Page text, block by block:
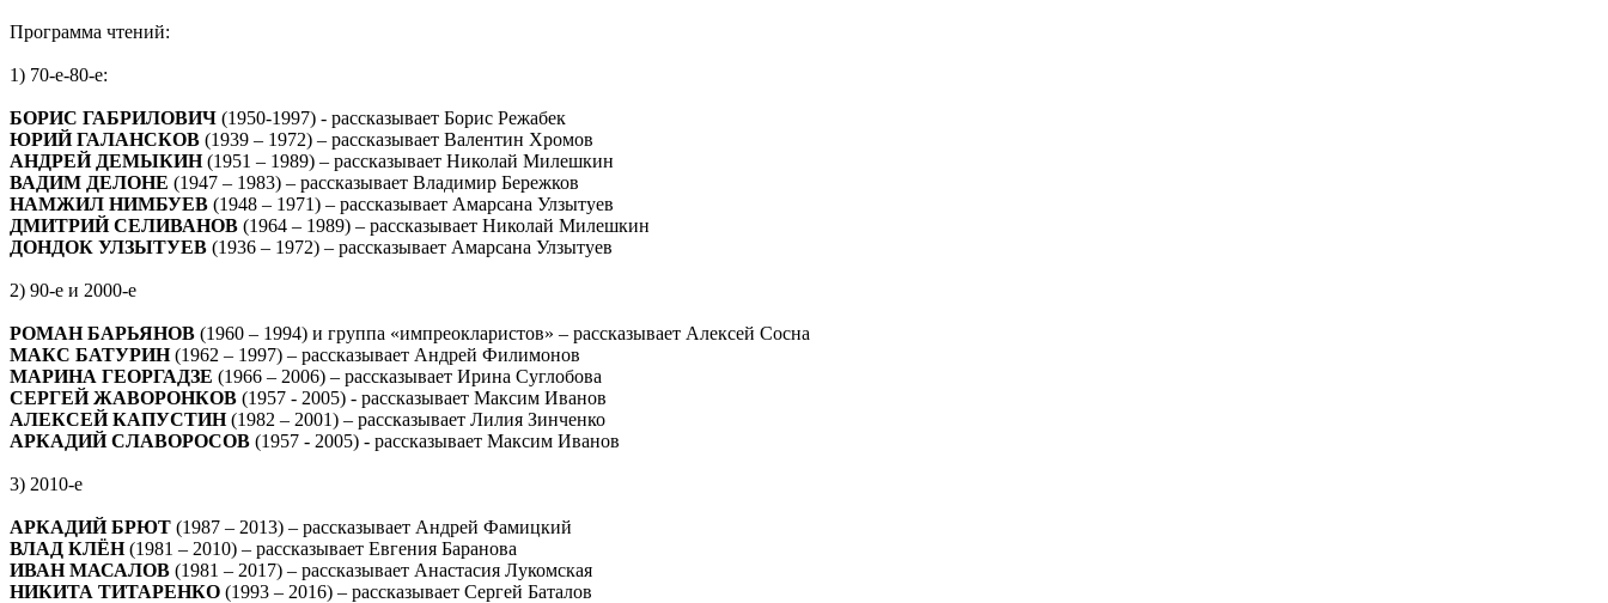
Программа чтений:
1) 70-е-80-е:
БОРИС ГАБРИЛОВИЧ (1950-1997) - рассказывает Борис Режабек
ЮРИЙ ГАЛАНСКОВ (1939 – 1972) – рассказывает Валентин Хромов
АНДРЕЙ ДЕМЫКИН(1951 – 1989) – рассказывает Николай Милешкин
ВАДИМ ДЕЛОНЕ (1947 – 1983) – рассказывает Владимир Бережков
НАМЖИЛ НИМБУЕВ (1948 – 1971) – рассказывает Амарсана Улзытуев
ДМИТРИЙ СЕЛИВАНОВ (1964 – 1989) – рассказывает Николай Милешкин
ДОНДОК УЛЗЫТУЕВ (1936 – 1972) – рассказывает Амарсана Улзытуев
2) 90-е и 2000-е
РОМАН БАРЬЯНОВ (1960 – 1994) и группа «импреокларистов» – рассказывает Алексей Сосна
МАКС БАТУРИН(1962 – 1997) – рассказывает Андрей Филимонов
МАРИНА ГЕОРГАДЗЕ (1966 – 2006) – рассказывает Ирина Суглобова
СЕРГЕЙ ЖАВОРОНКОВ (1957 - 2005) - рассказывает Максим Иванов
АЛЕКСЕЙ КАПУСТИН(1982 – 2001) – рассказывает Лилия Зинченко
АРКАДИЙ СЛАВОРОСОВ (1957 - 2005) - рассказывает Максим Иванов
3) 2010-е
АРКАДИЙ БРЮТ (1987 – 2013) – рассказывает Андрей Фамицкий
ВЛАД КЛЁН(1981 – 2010) – рассказывает Евгения Баранова
ИВАН МАСАЛОВ (1981 – 2017) – рассказывает Анастасия Лукомская
НИКИТА ТИТАРЕНКО (1993 – 2016) – рассказывает Сергей Баталов